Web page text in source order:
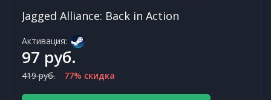
Jagged Alliance: Back in Action
Активация:
97 руб.
419 руб. 77% скидка